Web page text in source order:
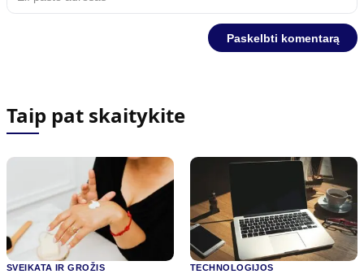
Taip pat skaitykite
SVEIKATA IR GROŽIS TECHNOLOGIJOS